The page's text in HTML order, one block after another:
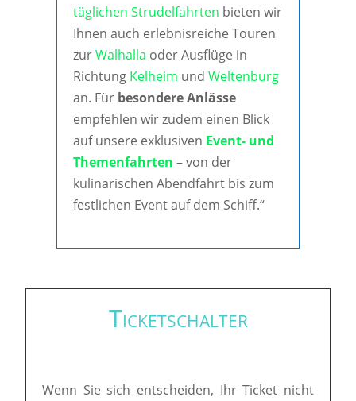
täglichen Strudelfahrten bieten wir
Ihnen auch erlebnisreiche Touren
zurWalhalla oder Ausflüge in
Richtung Kelheim und Weltenburg
an. Für besondere Anlässe
empfehlen wir zudem einen Blick
auf unsere exklusiven Event- und
Themenfahrten – von der
kulinarischen Abendfahrt bis zum
festlichen Event auf dem Schiff.“
Ticketschalter
Wenn Sie sich entscheiden, Ihr Ticket nicht